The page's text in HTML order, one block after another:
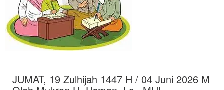
JUMAT, 19 Zulhijah 1447 H / 04 Juni 2026 M